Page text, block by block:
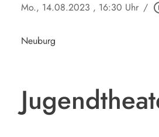
Mo., 14.08.2023 , 16:30 Uhr /
Neuburg